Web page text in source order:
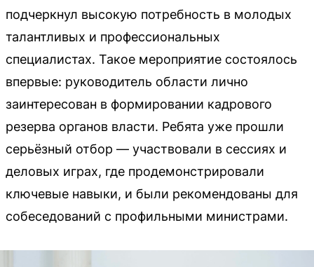
подчеркнул высокую потребность в молодых
талантливых и профессиональных
специалистах. Такое мероприятие состоялось
впервые: руководитель области лично
заинтересован в формировании кадрового
резерва органов власти. Ребята уже прошли
серьёзный отбор — участвовали в сессиях и
деловых играх, где продемонстрировали
ключевые навыки, и были рекомендованы для
собеседований с профильными министрами.